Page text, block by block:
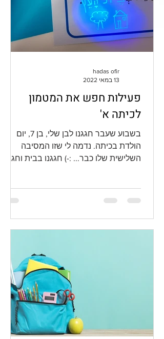
פעילות חפש את המטמון
לכיתה א'
בשבוע שעבר חגגנו לבן שלי, בן 7, יום
הולדת בכיתה. נדמה לי שזו המסיבה
השלישית שלו כבר... :-) חגגנו בבית וחגגנו
hadas ofir
13 במאי 2022